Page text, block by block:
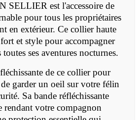
SELLIER est l'accessoire de
pour tous les propriétaires
en extérieur. Ce collier haute
et style pour accompagner
ses aventures nocturnes.
de ce collier pour
garder un oeil sur votre félin
Sa bande réfléchissante
rendant votre compagnon